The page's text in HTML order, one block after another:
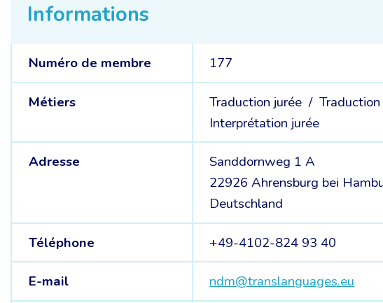
Informations
Numéro de membre 177
Métiers Traduction jurée /
Interprétation jurée
Adresse
Sanddornweg 1 A
22926 Ahrensburg bei
Deutschland
Téléphone +49-4102-824 93 40
E-mail ndm@translanguages.eu